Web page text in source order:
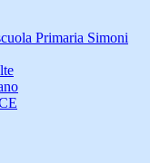
Primaria Simoni